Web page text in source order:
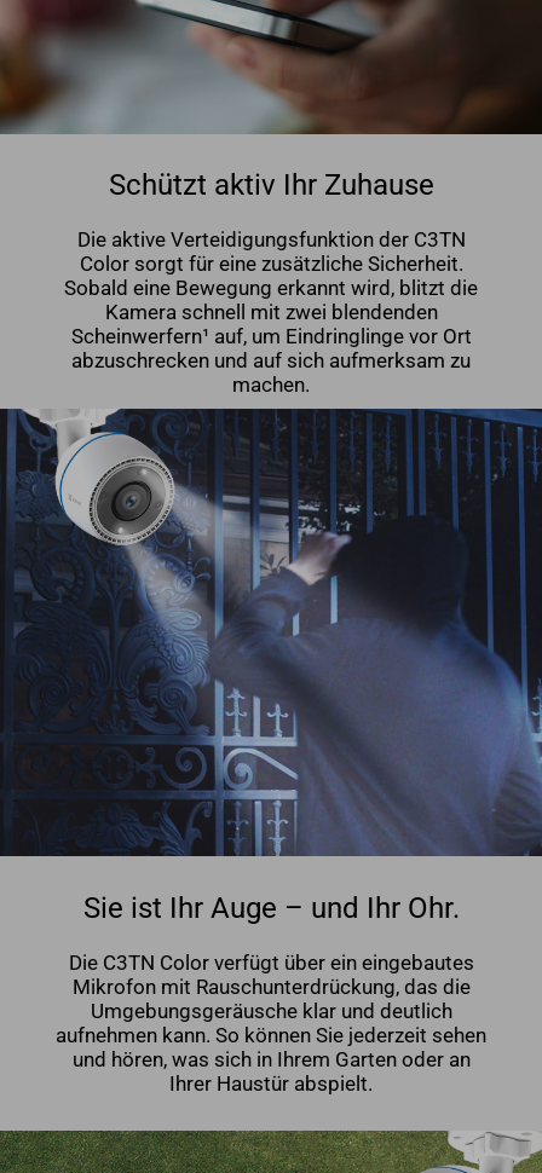
Schützt aktiv Ihr Zuhause
Die aktive Verteidigungsfunktion der C3TN
Color sorgt für eine zusätzliche Sicherheit.
Sobald eine Bewegung erkannt wird, blitzt die
Kamera schnell mit zwei blendenden
Scheinwerfern¹ auf, um Eindringlinge vor Ort
abzuschrecken und auf sich aufmerksam zu
machen.
Sie ist Ihr Auge – und Ihr Ohr.
Die C3TN Color verfügt über ein eingebautes
Mikrofon mit Rauschunterdrückung, das die
Umgebungsgeräusche klar und deutlich
aufnehmen kann. So können Sie jederzeit sehen
und hören, was sich in Ihrem Garten oder an
Ihrer Haustür abspielt.